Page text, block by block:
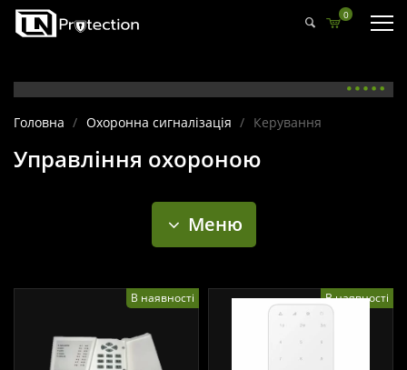
0
Головна / Охоронна сигналізація / Керування
Управління охороною
Меню
В наявності В наявності